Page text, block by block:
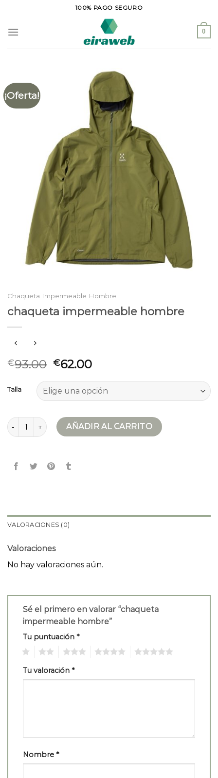
contenido
100% PAGO SEGURO
0
¡Oferta!
Chaqueta Impermeable Hombre
chaqueta impermeable hombre
€93.00 €62.00
Talla
chaqueta impermeable hombre cantidad
AÑADIR AL CARRITO
VALORACIONES (0)
Valoraciones
No hay valoraciones aún.
Sé el primero en valorar “chaqueta
impermeable hombre”
Tu puntuación *
Tu valoración *
Nombre *